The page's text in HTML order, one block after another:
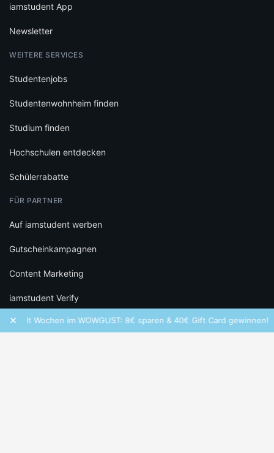
× Wochen im WOWGUST: 8€ sparen & 40€ Gift Card gewinnen!
iamstudent App
Newsletter
WEITERE SERVICES
Studentenjobs
Studentenwohnheim finden
Studium finden
Hochschulen entdecken
Schülerrabatte
FÜR PARTNER
Auf iamstudent werben
Gutscheinkampagnen
Content Marketing
iamstudent Verify